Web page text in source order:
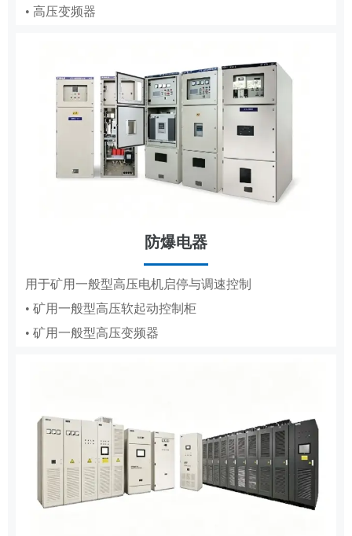
• 高压变频器
防爆电器
用于矿用一般型高压电机启停与调速控制
• 矿用一般型高压软起动控制柜
• 矿用一般型高压变频器
• 纸浆造纸DCS
MCS
用于高低压电机的变频调速、节能与保护
• 辅助控制系统